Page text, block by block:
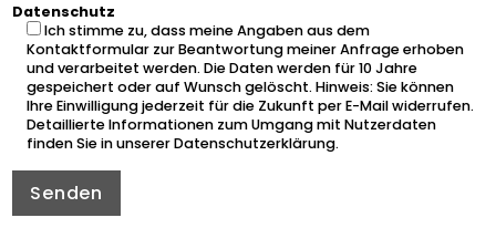
Datenschutz
Ich stimme zu, dass meine Angaben aus dem
Kontaktformular zur Beantwortung meiner Anfrage erhoben
und verarbeitet werden. Die Daten werden für 10 Jahre
gespeichert oder auf Wunsch gelöscht. Hinweis: Sie können
Ihre Einwilligung jederzeit für die Zukunft per E-Mail widerrufen.
Detaillierte Informationen zum Umgang mit Nutzerdaten
finden Sie in unsererDatenschutzerklärung.